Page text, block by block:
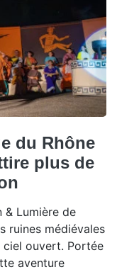
du Rhône
plus de
& Lumière de
ruines médiévales
ciel ouvert. Portée
aventure